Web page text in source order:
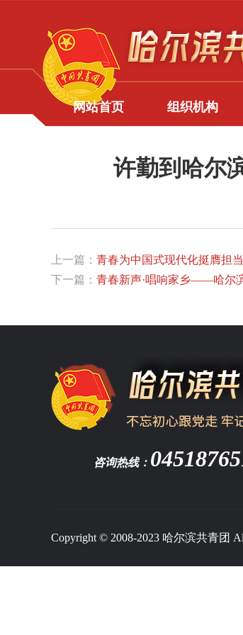
网站首页 组织机构
许勤到哈尔
上一篇： 青春为中国式现代化挺膺担
下一篇： 青春新声·唱响家乡——哈尔
咨询热线：
Copyright © 2008-2023 哈尔滨共青团